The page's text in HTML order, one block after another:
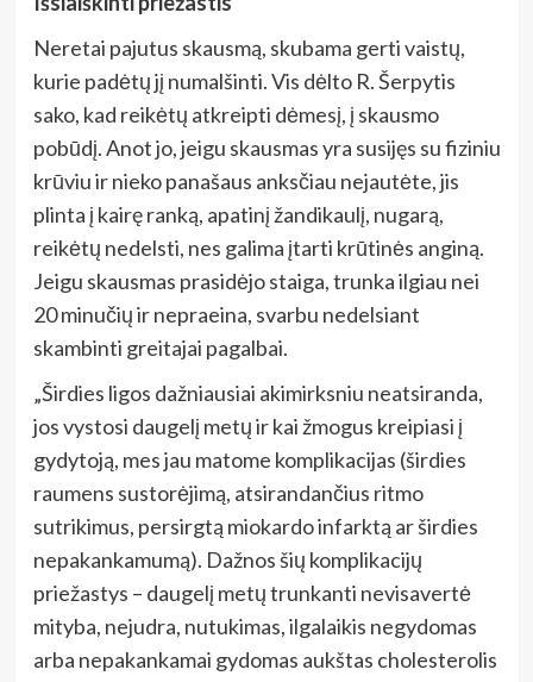
Neretai pajutus skausmą, skubama gerti vaistų,
kurie padėtų jį numalšinti. Vis dėlto R. Šerpytis
sako, kad reikėtų atkreipti dėmesį, į skausmo
pobūdį. Anot jo, jeigu skausmas yra susijęs su fiziniu
krūviu ir nieko panašaus anksčiau nejautėte, jis
plinta į kairę ranką, apatinį žandikaulį, nugarą,
reikėtų nedelsti, nes galima įtarti krūtinės anginą.
Jeigu skausmas prasidėjo staiga, trunka ilgiau nei
20 minučių ir nepraeina, svarbu nedelsiant
skambinti greitajai pagalbai.
„Širdies ligos dažniausiai akimirksniu neatsiranda,
jos vystosi daugelį metų ir kai žmogus kreipiasi į
gydytoją, mes jau matome komplikacijas (širdies
raumens sustorėjimą, atsirandančius ritmo
sutrikimus, persirgtą miokardo infarktą ar širdies
nepakankamumą). Dažnos šių komplikacijų
priežastys – daugelį metų trunkanti nevisavertė
mityba, nejudra, nutukimas, ilgalaikis negydomas
arba nepakankamai gydomas aukštas cholesterolis